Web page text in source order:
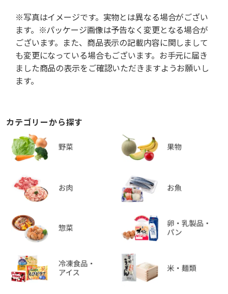
※写真はイメージです。実物とは異なる場合がござい
ます。※パッケージ画像は予告なく変更となる場合が
ございます。また、商品表示の記載内容に関しまして
も変更になっている場合もございます。お手元に届き
ました商品の表示をご確認いただきますようお願いし
ます。
カテゴリーから探す